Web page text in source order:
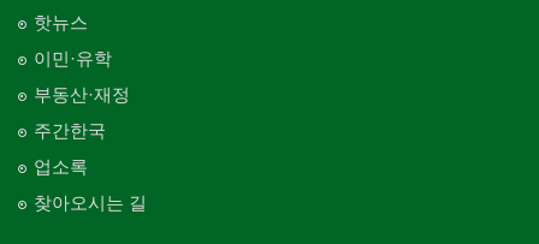
핫뉴스
이민·유학
부동산·재정
주간한국
업소록
찾아오시는 길